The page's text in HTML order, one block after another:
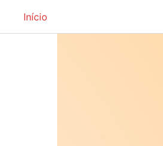
Início